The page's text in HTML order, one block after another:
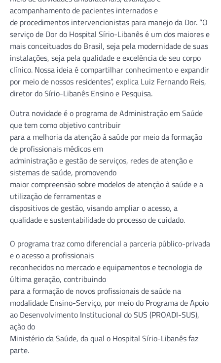
acompanhamento de pacientes internados e
de procedimentos intervencionistas para manejo da Dor. “O
serviço de Dor do Hospital Sírio-Libanês é um dos maiores e
mais conceituados do Brasil, seja pela modernidade de suas
instalações, seja pela qualidade e excelência de seu corpo
clínico. Nossa ideia é compartilhar conhecimento e expandir
por meio de nossos residentes”, explica Luiz Fernando Reis,
diretor do Sírio-Libanês Ensino e Pesquisa.
Outra novidade é o programa de Administração em Saúde
que tem como objetivo contribuir
para a melhoria da atenção à saúde por meio da formação
de profissionais médicos em
administração e gestão de serviços, redes de atenção e
sistemas de saúde, promovendo
maior compreensão sobre modelos de atenção à saúde e a
utilização de ferramentas e
dispositivos de gestão, visando ampliar o acesso, a
qualidade e sustentabilidade do processo de cuidado.
O programa traz como diferencial a parceria público-privada
e o acesso a profissionais
reconhecidos no mercado e equipamentos e tecnologia de
última geração, contribuindo
para a formação de novos profissionais de saúde na
modalidade Ensino-Serviço, por meio do Programa de Apoio
ao Desenvolvimento Institucional do SUS (PROADI-SUS),
ação do
Ministério da Saúde, da qual o Hospital Sírio-Libanês faz
parte.